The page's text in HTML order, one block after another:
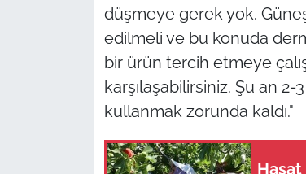
düşmeye gerek yok.
edilmeli ve bu konuda
bir ürün tercih etmeye
karşılaşabilirsiniz. Şu an
kullanmak zorunda kaldı."
Hasat